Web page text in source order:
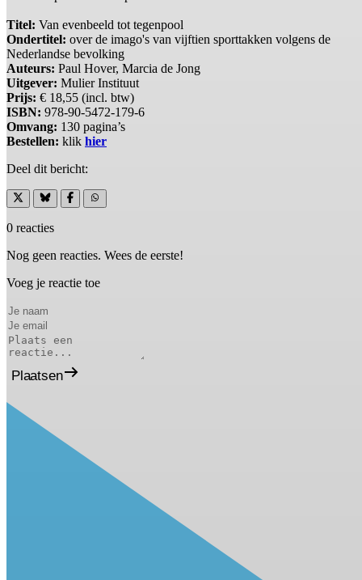
Titel: Van evenbeeld tot tegenpool
Ondertitel: over de imago's van vijftien sporttakken volgens de
Nederlandse bevolking
Auteurs: Paul Hover, Marcia de Jong
Uitgever: Mulier Instituut
Prijs: € 18,55 (incl. btw)
ISBN: 978-90-5472-179-6
Omvang: 130 pagina’s
Bestellen: klik hier
Deel dit bericht:
0 reacties
Nog geen reacties. Wees de eerste!
Voeg je reactie toe
Plaatsen